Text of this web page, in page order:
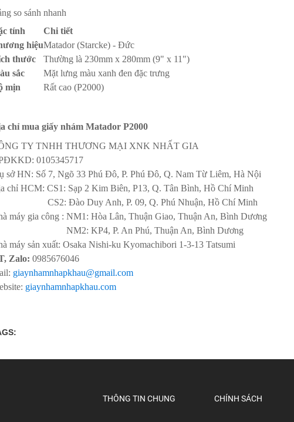
so sánh nhanh
tính
Chi tiết
hiệuMatador (Starcke) - Đức
thước
Thường là 230mm x 280mm (9" x 11")
sắc
Mặt lưng màu xanh đen đặc trưng
mịn
Rất cao (P2000)
chỉ mua giấy nhám Matador P2000
TY TNHH THƯƠNG MẠI XNK NHẤT GIA
0105345717
sở HN: Số 7, Ngõ 33 Phú Đô, P. Phú Đô, Q. Nam Từ Liêm, Hà Nội
chỉ HCM: CS1: Sạp 2 Kim Biên, P13, Q. Tân Bình, Hồ Chí Minh
Đào Duy Anh, P. 09, Q. Phú Nhuận, Hồ Chí Minh
máy gia công : NM1: Hòa Lân, Thuận Giao, Thuận An, Bình Dương
KP4, P. An Phú, Thuận An, Bình Dương
máy sản xuất: Osaka Nishi-ku Kyomachibori 1-3-13 Tatsumi
Zalo: 0985676046
giaynhamnhapkhau@gmail.com
giaynhamnhapkhau.com
THÔNG TIN CHUNG CHÍNH SÁCH